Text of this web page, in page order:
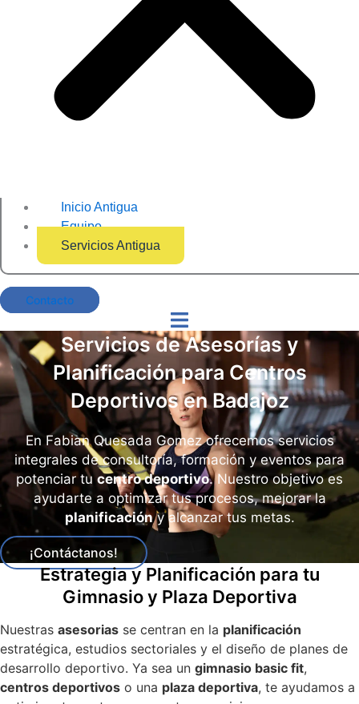
Inicio Antigua
Equipo
Servicios Antigua
Contacto
Servicios de Asesorías y
Planificación para Centros
Deportivos en Badajoz
En Fabian Quesada Gomez ofrecemos servicios
integrales de consultoría, formación y eventos para
potenciar tucentro deportivo. Nuestro objetivo es
ayudarte a optimizar tus procesos, mejorar la
planificacióny alcanzar tus metas.
¡Contáctanos!
Estrategia y Planificación para tu
Gimnasio y Plaza Deportiva
Nuestras asesorias se centran en la planificación
estratégica, estudios sectoriales y el diseño de planes de
desarrollo deportivo. Ya sea un gimnasio basic fit,
centros deportivos o una plaza deportiva, te ayudamos a